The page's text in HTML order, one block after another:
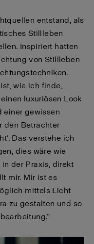
entstand, als
Stillleben
Inspiriert hatten
von Stillleben
wie ich finde,
luxuriösen Look
einer gewissen
den Betrachter
Das verstehe ich
dies wäre wie
in der Praxis, direkt
mir. Mir ist es
mittels Licht
zu gestalten und so